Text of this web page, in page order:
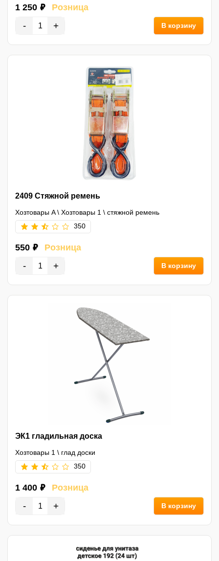
1 250 ₽ Розница
- + В корзину
2409 Стяжной ремень
Хозтовары A\ Хозтовары 1 \ стяжной ремень
350
550 ₽ Розница
- + В корзину
ЭК1 гладильная доска
Хозтовары 1 \ глад доски
350
1 400 ₽ Розница
- + В корзину